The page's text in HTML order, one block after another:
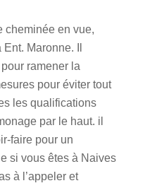
cheminée en vue,
Maronne. Il
ramener la
pour éviter tout
les qualifications
par le haut. il
faire pour un
si vous êtes à Naives
à l’appeler et